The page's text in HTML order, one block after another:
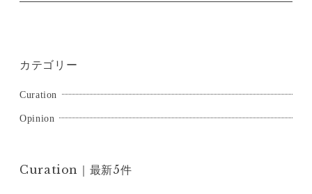
カテゴリー
Curation
Opinion
Curation｜最新5件